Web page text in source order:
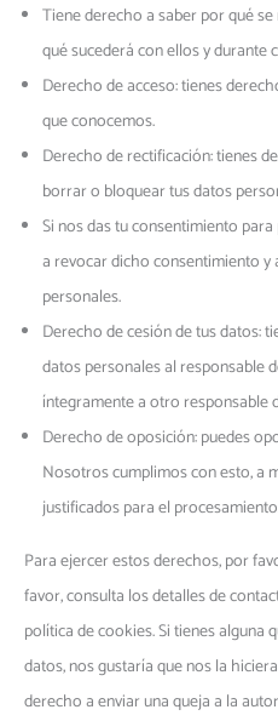
Tiene derecho a saber por qué
qué sucederá con ellos y durante
Derecho de acceso: tienes
que conocemos.
Derecho de rectificación: tienes
borrar o bloquear tus datos
Si nos das tu consentimiento
a revocar dicho consentimiento y
personales.
Derecho de cesión de tus datos:
datos personales al responsable
íntegramente a otro responsable
Derecho de oposición: puedes
Nosotros cumplimos con esto, a
justificados para el
Para ejercer estos derechos, por
favor, consulta los detalles de
política de cookies. Si tienes
datos, nos gustaría que nos la
derecho a enviar una queja a la